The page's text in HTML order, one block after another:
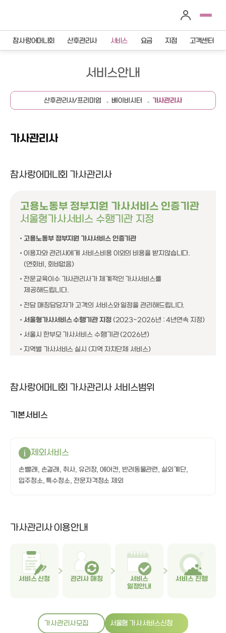
참사랑어머니회 산후관리사 서비스 요금 지점 고객센터
서비스안내
산후관리사/프리미엄 베이비시터 가사관리사
가사관리사
참사랑어머니회 가사관리사
고용노동부 정부지원 가사서비스 인증기관
서울형가사서비스 수행기관 지정
고용노동부 정부지원 가사서비스 인증기관
이용자와 관리사에게 서비스비용 이외의 비용을 받지않습니다.
(연회비, 회비없음)
전문교육이수 가사관리사가 체계적인 가사서비스를
제공해드립니다.
전담 매칭담당자가 고객의 서비스와 일정을 관리해드립니다.
서울형가사서비스 수행기관 지정(2023~2026년 : 4년연속 지정)
서울시 한부모 가사서비스 수행기관 (2026년)
지역별 가사서비스 실시 (지역 자치단체 서비스)
참사랑어머니회 가사관리사 서비스범위
기본서비스세탁 및 세탁물정리
i 제외서비스
손빨래, 손걸래, 취사, 유리창, 에어컨, 반려동물관련, 실외계단,
입주청소, 특수청소, 전문자격청소 제외
가사관리사 이용안내
서비스 신청 관리사 매칭
서비스
일정안내
서비스 진행
가사관리사모집 서울형 가사서비스신청